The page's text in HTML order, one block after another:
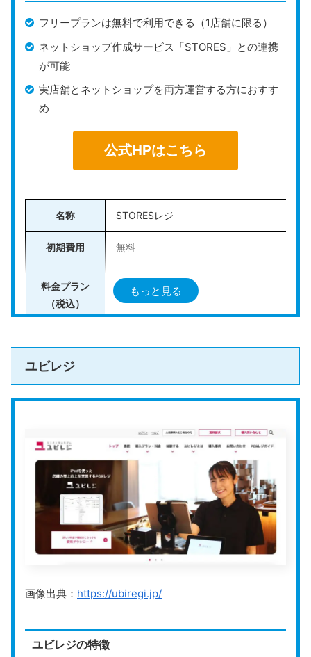
なお、Airペイは単体でも利用できるため、キャッシュ
レス決済機能だけが必要な場合は、Airペイだけを選ぶ
ことも選択肢の1つ
売上や在庫の詳細な管理ができるPOSレジ機能が必
POS機能が不要で決済端末のみで十分な場合：
イがおすすめ
Airペイは月額利用料や振込手数料が無料で、初期費用
を抑えられるのが大きな魅力です。特に、イベント出店
などの短期間の利用では、Airペイ単体でも十分対応で
きるケースが多いでしょう。
＼POS機能が必要ならAirレジがおすすめ／
＼決済機能だけでOKならAirペイがおすすめ／
Airペイ公式HPはこちら
フリープランは無料で利用できる（1店舗に限る）
ネットショップ作成サービス「STORES」との連携
が可能
実店舗とネットショップを両方運営する方におすす
め
公式HPはこちら
名称 STORESレジ
初期費用 無料
料金プラン
（税込）
フリー：無料
ベーシック：4,950円（30日間無料）
売上分析
運営会社 STORES株式会社
公式HP https://stores.jp/regi
STORESレジは、ネットショップ作成サービス「STOR
ップの売上や在庫管理を同時に行えるため、業務の効率
もっと見る
ユビレジ
画像出典： https://ubiregi.jp/
ユビレジの特徴